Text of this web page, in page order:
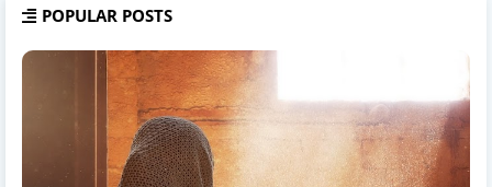
POPULAR POSTS